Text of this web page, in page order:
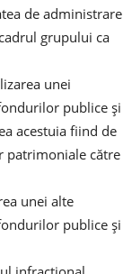
de administrare
grupului ca
unei
publice și
acestuia fiind de
patrimoniale către
unei alte
publice și